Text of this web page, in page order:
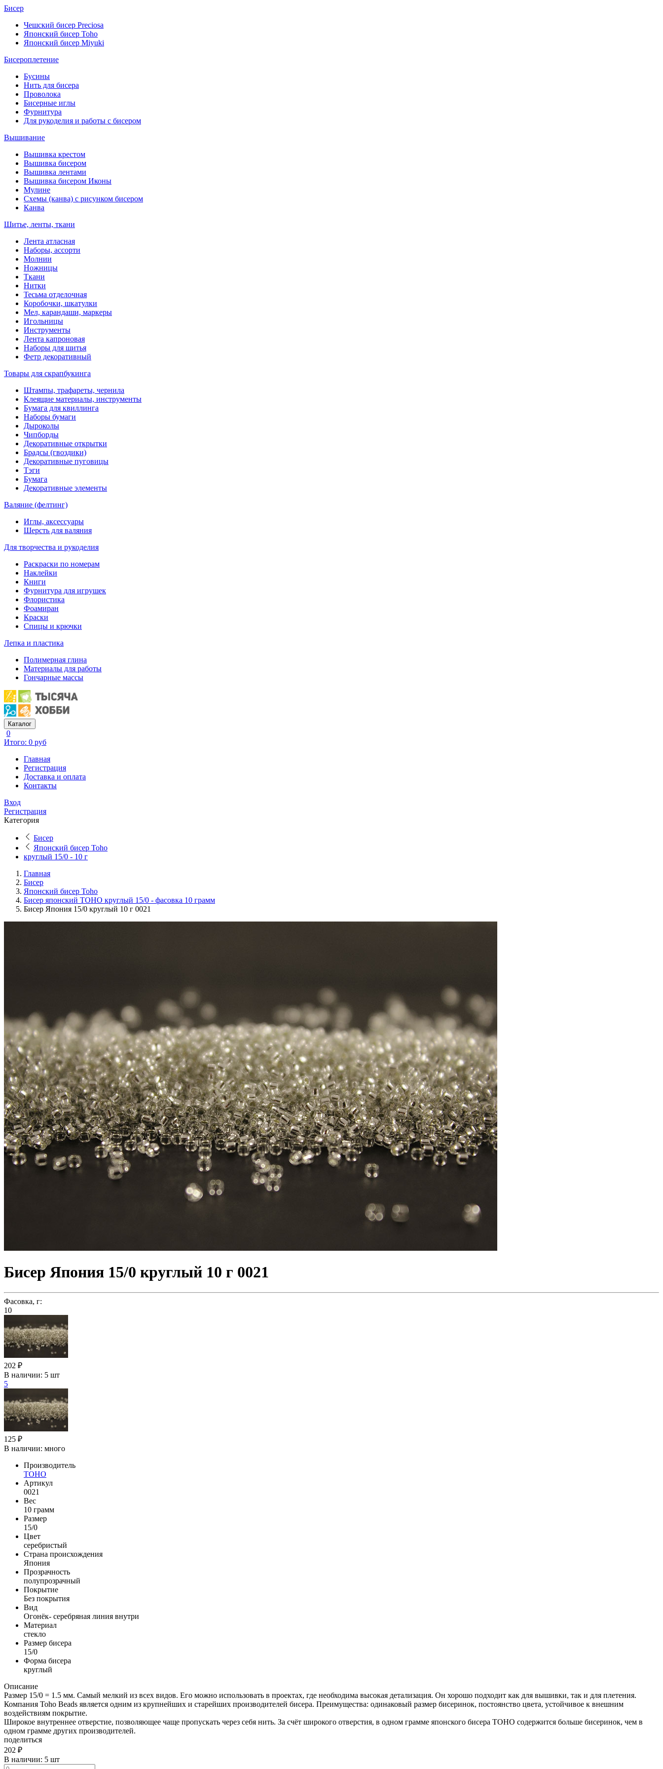
Бисер
Чешский бисер Preciosa
Японский бисер Toho
Японский бисер Miyuki
Бисероплетение
Бусины
Нить для бисера
Проволока
Бисерные иглы
Фурнитура
Для рукоделия и работы с бисером
Вышивание
Вышивка крестом
Вышивка бисером
Вышивка лентами
Вышивка бисером Иконы
Мулине
Схемы (канва) с рисунком бисером
Канва
Шитье, ленты, ткани
Лента атласная
Наборы, ассорти
Молнии
Ножницы
Ткани
Нитки
Тесьма отделочная
Коробочки, шкатулки
Мел, карандаши, маркеры
Игольницы
Инструменты
Лента капроновая
Наборы для шитья
Фетр декоративный
Товары для скрапбукинга
Штампы, трафареты, чернила
Клеящие материалы, инструменты
Бумага для квиллинга
Наборы бумаги
Дыроколы
Чипборды
Декоративные открытки
Брадсы (гвоздики)
Декоративные пуговицы
Тэги
Бумага
Декоративные элементы
Валяние (фелтинг)
Иглы, аксессуары
Шерсть для валяния
Для творчества и рукоделия
Раскраски по номерам
Наклейки
Книги
Фурнитура для игрушек
Флористика
Фоамиран
Краски
Спицы и крючки
Лепка и пластика
Полимерная глина
Материалы для работы
Гончарные массы
Каталог
0
Итого: 0 руб
Главная
Регистрация
Доставка и оплата
Контакты
Вход
Регистрация
Категория
Бисер
Японский бисер Toho
круглый 15/0 - 10 г
Главная
Бисер
Японский бисер Toho
Бисер японский TOHO круглый 15/0 - фасовка 10 грамм
Бисер Япония 15/0 круглый 10 г 0021
Бисер Япония 15/0 круглый 10 г 0021
Фасовка, г:
10
202 ₽
В наличии: 5 шт
5
125 ₽
В наличии: много
Производитель
TOHO
Артикул
0021
Вес
10 грамм
Размер
15/0
Цвет
серебристый
Страна происхождения
Япония
Прозрачность
полупрозрачный
Покрытие
Без покрытия
Вид
Огонёк- серебряная линия внутри
Материал
стекло
Размер бисера
15/0
Форма бисера
круглый
Описание
Размер 15/0 = 1.5 мм. Самый мелкий из всех видов. Его можно использовать в проектах, где необходима высокая детализация. Он хорошо подходит как для вышивки, так и для плетения.
Компания Toho Beads является одним из крупнейших и старейших производителей бисера. Преимущества: одинаковый размер бисеринок, постоянство цвета, устойчивое к внешним
воздействиям покрытие.
Широкое внутреннее отверстие, позволяющее чаще пропускать через себя нить. За счёт широкого отверстия, в одном грамме японского бисера TOHO содержится больше бисеринок, чем в
одном грамме других производителей.
поделиться
202 ₽
В наличии: 5 шт